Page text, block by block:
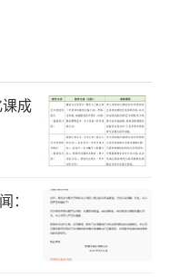
“团建探秘，规
了全新的体验。
景，将嘉宾们带
界。在这些场景
，嘉宾们需要在
后以团队协作的
成
：